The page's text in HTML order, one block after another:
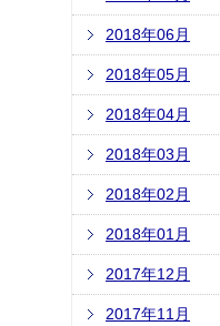
2018年06月
2018年05月
2018年04月
2018年03月
2018年02月
2018年01月
2017年12月
2017年11月